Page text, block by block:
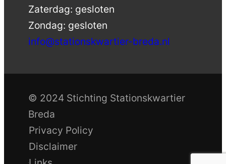
Zaterdag: gesloten
Zondag: gesloten
info@stationskwartier-breda.nl
© 2024 Stichting Stationskwartier
Breda
Privacy Policy
Disclaimer